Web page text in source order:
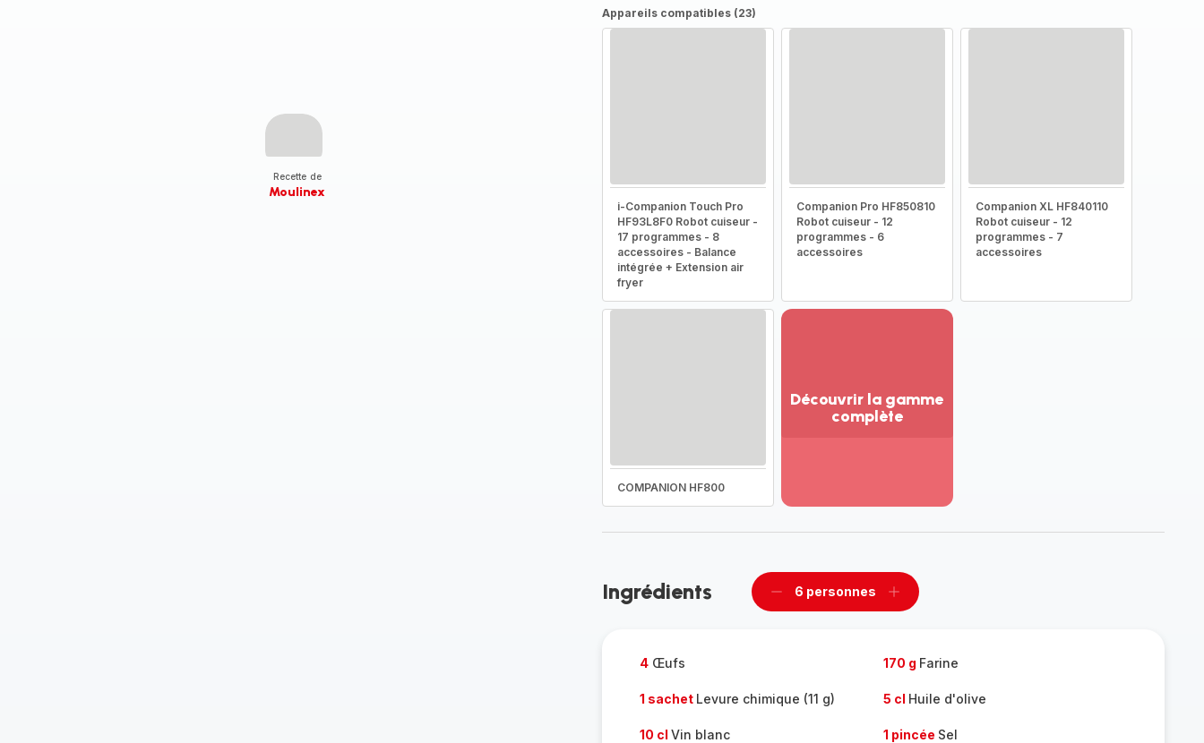
Recette de
Moulinex
Appareils compatibles (23)
i-Companion Touch Pro
HF93L8F0 Robot cuiseur -
17 programmes - 8
accessoires - Balance
intégrée + Extension air
fryer
Companion Pro HF850810
Robot cuiseur - 12
programmes - 6
accessoires
Companion XL HF840110
Robot cuiseur - 12
programmes - 7
accessoires
COMPANION HF800
Découvrir la gamme
complète
la
Ingrédients
Supprimer
6 personnes
Ajouter
4Œufs 170 g Farine
1 sachet Levure chimique (11 g) 5 cl Huile d'olive
10 cl Vin blanc 1 pincée Sel